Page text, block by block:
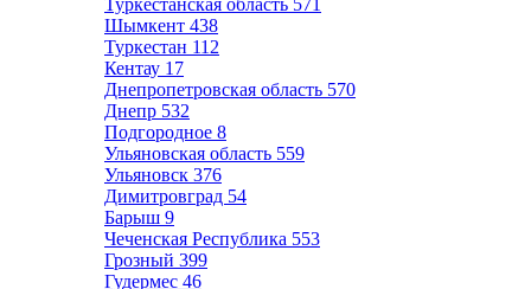
Туркестанская область 571
Шымкент 438
Туркестан 112
Кентау 17
Днепропетровская область 570
Днепр 532
Подгородное 8
Ульяновская область 559
Ульяновск 376
Димитровград 54
Барыш 9
Чеченская Республика 553
Грозный 399
Гудермес 46